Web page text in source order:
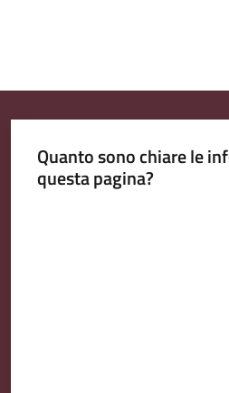
Quanto sono chiare le
questa pagina?